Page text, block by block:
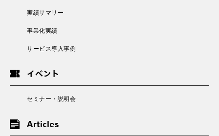
実績サマリー
事業化実績
サービス導入事例
イベント
セミナー・説明会
Articles